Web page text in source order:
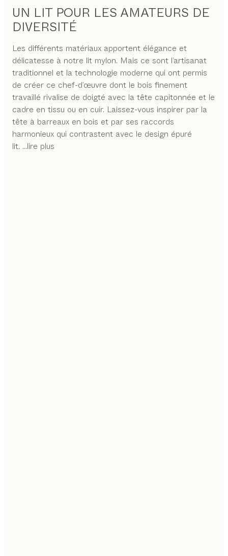
UN LIT POUR LES AMATEURS DE
DIVERSITÉ
Les différents matériaux apportent élégance et
délicatesse à notre lit mylon. Mais ce sont l’artisanat
traditionnel et la technologie moderne qui ont permis
de créer ce chef-d’œuvre dont le bois finement
travaillé rivalise de doigté avec la tête capitonnée et le
cadre en tissu ou en cuir. Laissez-vous inspirer par la
tête à barreaux en bois et par ses raccords
harmonieux qui contrastent avec le design épuré
lit. ...lire plus